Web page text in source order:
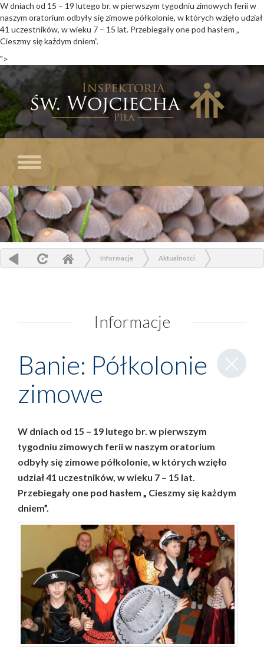
W dniach od 15 – 19 lutego br. w pierwszym tygodniu zimowych ferii w
naszym oratorium odbyły się zimowe półkolonie, w których wzięło udział
41 uczestników, w wieku 7 – 15 lat. Przebiegały one pod hasłem „
Cieszmy się każdym dniem”.
">
Toggle
navigation
Informacje Aktualności
Informacje
Zamknij
wpis
Banie: Półkolonie
zimowe
W dniach od 15 – 19 lutego br. w pierwszym
tygodniu zimowych ferii w naszym oratorium
odbyły się zimowe półkolonie, w których wzięło
udział 41 uczestników, w wieku 7 – 15 lat.
Przebiegały one pod hasłem „ Cieszmy się każdym
dniem”.